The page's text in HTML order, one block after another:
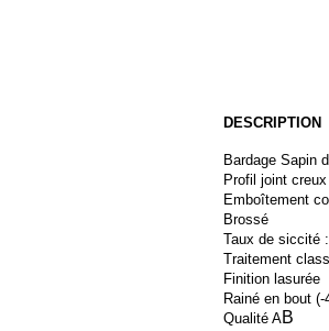
DESCRIPTION
Bardage Sapin
Profil joint
Emboîtement
Brossé
Taux de siccité
Traitement
Finition lasurée
Rainé en bout (-
Qualité AB